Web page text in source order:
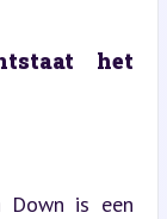
het
Down is een